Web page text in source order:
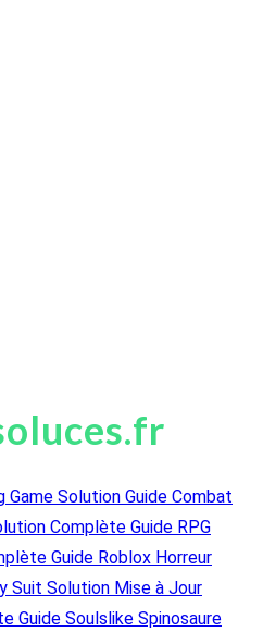
Solution Guide Combat
Complète Guide RPG
Guide Roblox Horreur
Suit Solution Mise à Jour
Guide Soulslike Spinosaure